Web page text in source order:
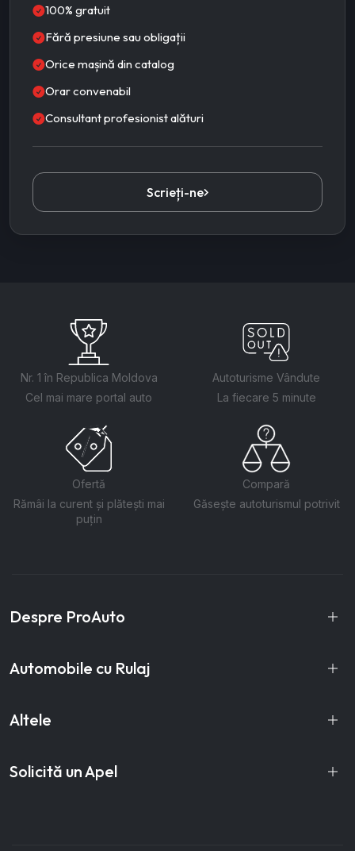
100% gratuit
Fără presiune sau obligații
Orice mașină din catalog
Orar convenabil
Consultant profesionist alături
Scrieți-ne
Nr. 1 în Republica Moldova
Cel mai mare portal auto
Autoturisme Vândute
La fiecare 5 minute
Ofertă
Rămâi la curent și plătești mai
puțin
Compară
Găsește autoturismul potrivit
Despre ProAuto
Automobile cu Rulaj
Altele
Solicită un Apel